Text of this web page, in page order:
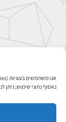
נאסוף נתוני שימוש;